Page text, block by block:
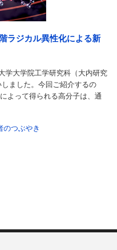
ラジカル異性化による新
学大学院工学研究科（大内研究
ました。今回ご紹介するの
よって得られる高分子は、通
のつぶやき